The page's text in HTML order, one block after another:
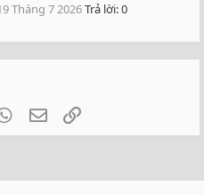
Tháng 7 2026Trả lời: 0
WhatsApp
Email